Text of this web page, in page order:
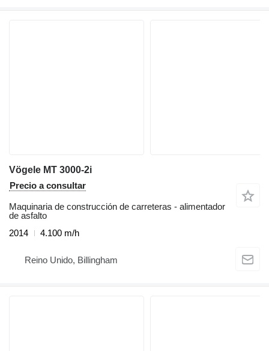
Vögele MT 3000-2i
Precio a consultar
Maquinaria de construcción de carreteras - alimentador
de asfalto
2014
4.100 m/h
Reino Unido, Billingham